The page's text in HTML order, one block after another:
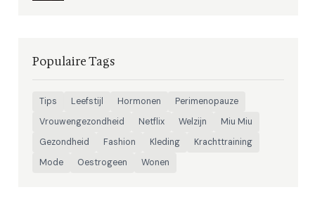
Populaire Tags
Tips Leefstijl Hormonen
Perimenopauze
Vrouwengezondheid
Netflix Welzijn
Miu Miu
Gezondheid
Fashion Kleding
Krachttraining
Mode
Oestrogeen Wonen